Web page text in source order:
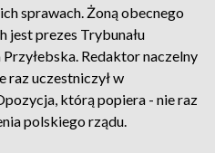
sprawach. Żoną obecnego
jest prezes Trybunału
Redaktor naczelny
raz uczestniczył w
którą popiera - nie raz
polskiego rządu.